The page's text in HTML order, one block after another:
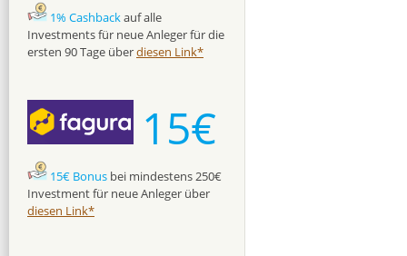
1% Cashbackauf alle
Investments für neue Anleger für die
ersten 90 Tage überdiesen Link*
15€
15€ Bonus bei mindestens 250€
Investment für neue Anleger über
diesen Link*